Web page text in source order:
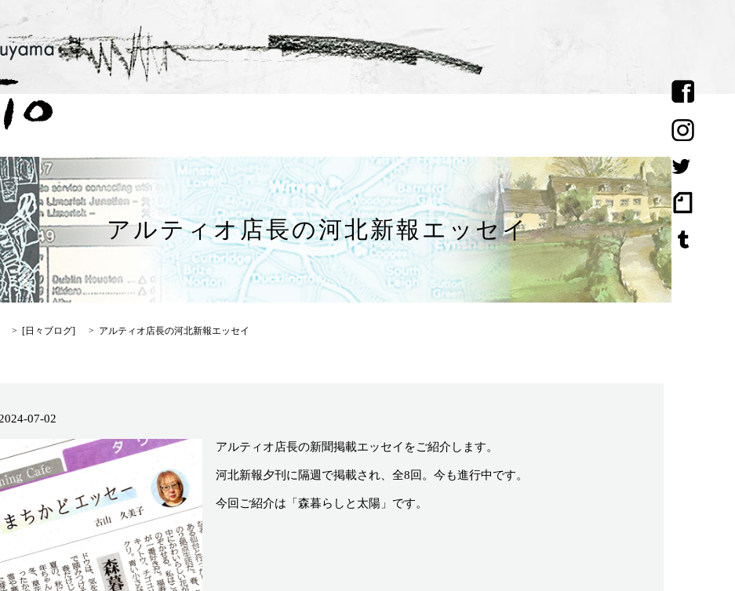
アルティオ店長の河北新報エッセイ
[日々ブログ] アルティオ店長の河北新報エッセイ
07-02
アルティオ店長の新聞掲載エッセイをご紹介します。
河北新報夕刊に隔週で掲載され、全8回。今も進行中です。
今回ご紹介は「森暮らしと太陽」です。